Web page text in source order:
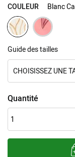
COULEUR Blanc
Guide des tailles
CHOISISSEZ UNE
Quantité